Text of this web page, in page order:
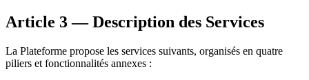
Article 3 — Description des Services
La Plateforme propose les services suivants, organisés en quatre
piliers et fonctionnalités annexes :